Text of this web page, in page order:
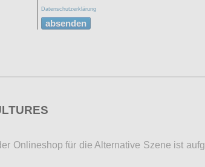
Datenschutzerklärung
absenden
Onlineshop für die Alternative Szene ist